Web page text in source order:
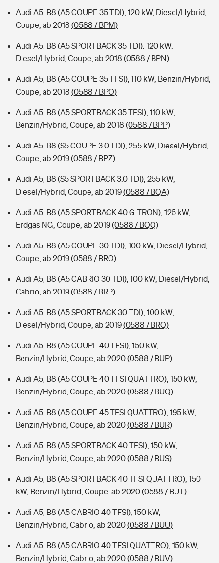
Audi A5, B8 (A5 COUPE 35 TDI), 120 kW, Diesel/Hybrid,
Coupe, ab 2018 (0588 / BPM)
Audi A5, B8 (A5 SPORTBACK 35 TDI), 120 kW,
Diesel/Hybrid, Coupe, ab 2018 (0588 / BPN)
Audi A5, B8 (A5 COUPE 35 TFSI), 110 kW, Benzin/Hybrid,
Coupe, ab 2018 (0588 / BPO)
Audi A5, B8 (A5 SPORTBACK 35 TFSI), 110 kW,
Benzin/Hybrid, Coupe, ab 2018 (0588 / BPP)
Audi A5, B8 (S5 COUPE 3.0 TDI), 255 kW, Diesel/Hybrid,
Coupe, ab 2019(0588 / BPZ)
Audi A5, B8 (S5 SPORTBACK 3.0 TDI), 255 kW,
Diesel/Hybrid, Coupe, ab 2019(0588 / BQA)
Audi A5, B8 (A5 SPORTBACK 40 G-TRON), 125 kW,
Erdgas NG, Coupe, ab 2019(0588 / BQQ)
Audi A5, B8 (A5 COUPE 30 TDI), 100 kW, Diesel/Hybrid,
Coupe, ab 2019(0588 / BRO)
Audi A5, B8 (A5 CABRIO 30 TDI), 100 kW, Diesel/Hybrid,
Cabrio, ab 2019(0588 / BRP)
Audi A5, B8 (A5 SPORTBACK 30 TDI), 100 kW,
Diesel/Hybrid, Coupe, ab 2019(0588 / BRQ)
Audi A5, B8 (A5 COUPE 40 TFSI), 150 kW,
Benzin/Hybrid, Coupe, ab 2020(0588 / BUP)
Audi A5, B8 (A5 COUPE 40 TFSI QUATTRO), 150 kW,
Benzin/Hybrid, Coupe, ab 2020(0588 / BUQ)
Audi A5, B8 (A5 COUPE 45 TFSI QUATTRO), 195 kW,
Benzin/Hybrid, Coupe, ab 2020(0588 / BUR)
Audi A5, B8 (A5 SPORTBACK 40 TFSI), 150 kW,
Benzin/Hybrid, Coupe, ab 2020(0588 / BUS)
Audi A5, B8 (A5 SPORTBACK 40 TFSI QUATTRO), 150
kW, Benzin/Hybrid, Coupe, ab 2020(0588 / BUT)
Audi A5, B8 (A5 CABRIO 40 TFSI), 150 kW,
Benzin/Hybrid, Cabrio, ab 2020(0588 / BUU)
Audi A5, B8 (A5 CABRIO 40 TFSI QUATTRO), 150 kW,
Benzin/Hybrid, Cabrio, ab 2020(0588 / BUV)